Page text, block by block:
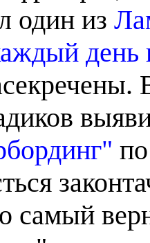
один из
день
самый